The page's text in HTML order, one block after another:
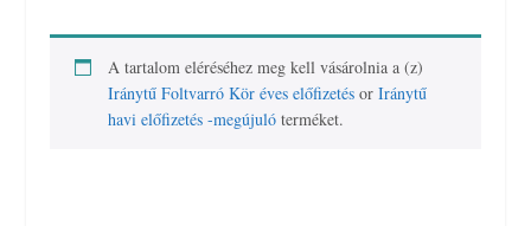
A tartalom eléréséhez meg kell vásárolnia a (z)
Iránytű Foltvarró Kör éves előfizetés orIránytű
havi előfizetés -megújuló terméket.